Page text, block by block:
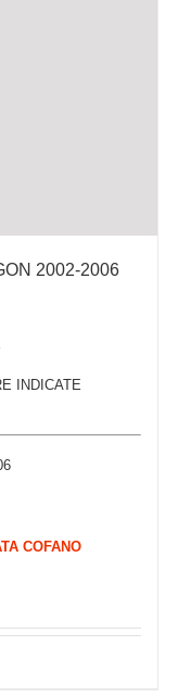
2002-2006
INDICATE
COFANO